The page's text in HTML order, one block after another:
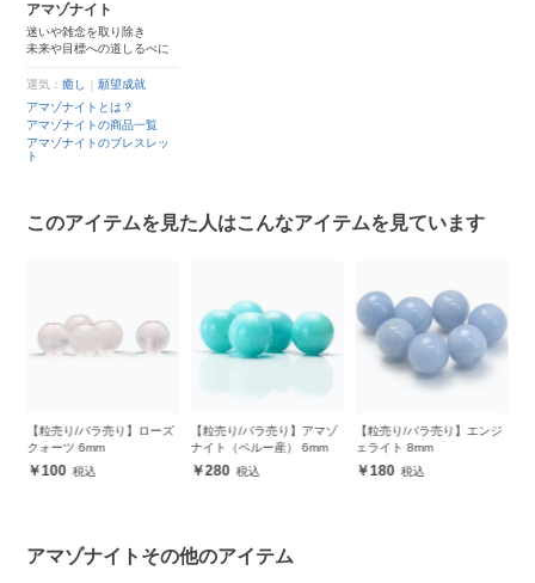
アマゾナイト
迷いや雑念を取り除き
未来や目標への道しるべに
運気：癒し
願望成就
アマゾナイトとは？
アマゾナイトの商品一覧
アマゾナイトのブレスレッ
ト
このアイテムを見た人はこんなアイテムを見ています
【粒売り/バラ売り】アマゾ
ナイト（ペルー産） 6mm
280
【粒売り/バラ売り】エンジ
ェライト 8mm
180
【粒売り/バラ売り】アマゾ
ナイト（ペルー産/ボタンカ
ット） 6mm
アマゾナイトその他のアイテム